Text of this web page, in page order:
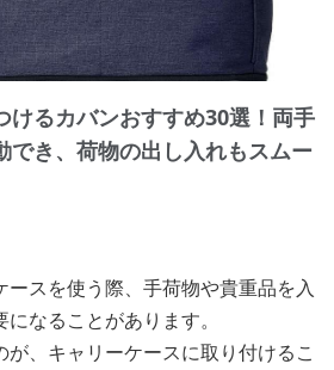
けるカバンおすすめ30選！両手
でき、荷物の出し入れもスムー
スを使う際、手荷物や貴重品を入
なることがあります。
が、キャリーケースに取り付けるこ